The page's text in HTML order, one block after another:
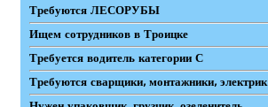
Требуются ЛЕСОРУБЫ
Ищем сотрудников в Троицке
Требуется водитель категории С
Требуются сварщики, монтажники, электрик